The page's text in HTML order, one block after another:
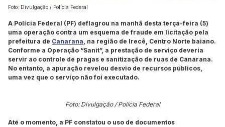
Foto: Divulgação / Polícia Federal
A Polícia Federal (PF) deflagrou na manhã desta terça-feira (5)
uma operação contra um esquema de fraude em licitação pela
prefeitura de Canarana, na região de Irecê, Centro Norte baiano.
Conforme a Operação “Sanit”, a prestação de serviço deveria
servir ao controle de pragas e sanitização de ruas de Canarana.
No entanto, a apuração revelou desvio de recursos públicos,
uma vez que o serviço não foi executado.
Foto: Divulgação / Polícia Federal
Até o momento, a PF constatou o uso de documentos